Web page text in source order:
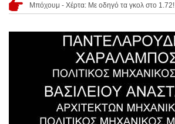
Μπόχουμ - Χέρτα: Με οδηγό τα γκολ στο 1.72!